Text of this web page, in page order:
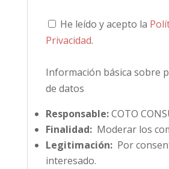
He leído y acepto la
Privacidad.
Información básica sobre
de datos
Responsable:COTO
Finalidad:Moderar los
Legitimación:Por
interesado.